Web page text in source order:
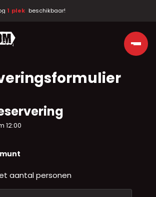
1  plek beschikbaar!
12:00
aantal personen